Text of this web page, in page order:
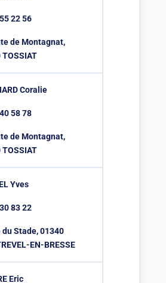
22 56
de Montagnat,
Coralie
58 78
de Montagnat,
Yves
83 22
du Stade, 01340
EN-BRESSE
Eric